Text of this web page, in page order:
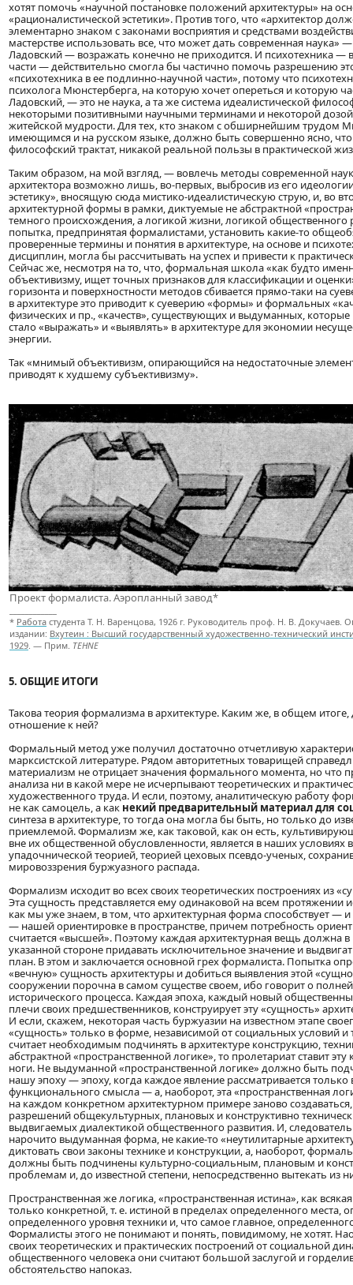
хотят помочь «научной постановке положений архитектуры» на
«рационалистической эстетики». Против того, что «архитектор
элементарно знаком с законами восприятия и средствами
мастерстве использовать все, что может дать современная наука»
Ладовский — возражать конечно не приходится. И психотехника —
части — действительно смогла бы частично помочь разрешению
«психотехника в ее подлинно-научной части», потому что
психолога Мюнстерберга, на которую хочет опереться и которую
Ладовский, — это не наука, а та же система идеалистической
некоторыми позитивными научными терминами и некоторой
житейской мудрости. Для тех, кто знаком с обширнейшим трудом
имеющимся и на русском языке, должно быть совершенно ясно,
философский трактат, никакой реальной пользы в практической
Таким образом, на мой взгляд, — вовлечь методы современной
архитектора возможно лишь, во-первых, выбросив из его
эстетику», вносящую сюда мистико-идеалистическую струю, и, во
архитектурной формы в рамки, диктуемые не абстрактной
темного происхождения, а логикой жизни, логикой общественного
попытка, предпринятая формалистами, установить какие-то
проверенные термины и понятия в архитектуре, на основе и
дисциплин, могла бы рассчитывать на успех и привести к
Сейчас же, несмотря на то, что, формальная школа «как будто
объективизму, ищет точных признаков для классификации и
горизонта и поверхностности методов сбивается прямо-таки на
в архитектуре это приводит к суеверию «формы» и формальных
физических и пр., «качеств», существующих и выдуманных,
стало «выражать» и «выявлять» в архитектуре для экономии
энергии.
Так «мнимый объективизм, опирающийся на недостаточные
приводят к худшему субъективизму».
Проект формалиста. Аэропланный завод*
* Работа студента Т. Н. Варенцова, 1926 г. Руководитель проф. Н. В. Докучаев.
издании: Вхутеин : Высший государственный художественно-технический
1929. — Прим. TEHNE
5. ОБЩИЕ ИТОГИ
Такова теория формализма в архитектуре. Каким же, в общем
отношение к ней?
Формальный метод уже получил достаточно отчетливую
марксистской литературе. Рядом авторитетных товарищей
материализм не отрицает значения формального момента, но что
анализа ни в какой мере не исчерпывают теоретических и
художественного труда. И если, поэтому, аналитическую работу
не как самоцель, а как некий предварительный материал для
синтеза в архитектуре, то тогда она могла бы быть, но только до
приемлемой. Формализм же, как таковой, как он есть,
вне их общественной обусловленности, является в наших условиях
упадочнической теорией, теорией цеховых псевдо-ученых,
мировоззрения буржуазного распада.
Формализм исходит во всех своих теоретических построениях из
Эта сущность представляется ему одинаковой на всем протяжении
как мы уже знаем, в том, что архитектурная форма способствует —
— нашей ориентировке в пространстве, причем потребность
считается «высшей». Поэтому каждая архитектурная вещь должна в
указанной стороне придавать исключительное значение и
план. В этом и заключается основной грех формалиста. Попытка
«вечную» сущность архитектуры и добиться выявления этой
сооружении порочна в самом существе своем, ибо говорит о
исторического процесса. Каждая эпоха, каждый новый
плечи своих предшественников, конструирует эту «сущность»
И если, скажем, некоторая часть буржуазии на известном этапе
«сущность» только в форме, независимой от социальных условий и
считает необходимым подчинять в архитектуре конструкцию,
абстрактной «пространственной логике», то пролетариат ставит
ноги. Не выдуманной «пространственной логике» должно быть
нашу эпоху — эпоху, когда каждое явление рассматривается только
функционального смысла — а, наоборот, эта «пространственная
на каждом конкретном архитектурном примере заново
разрешений общекультурных, плановых и конструктивно
выдвигаемых диалектикой общественного развития. И,
нарочито выдуманная форма, не какие-то «неутилитарные
диктовать свои законы технике и конструкции, а, наоборот,
должны быть подчинены культурно-социальным, плановым и
проблемам и, до известной степени, непосредственно вытекать из
Пространственная же логика, «пространственная истина», как
только конкретной, т. е. истиной в пределах определенного места,
определенного уровня техники и, что самое главное,
Формалисты этого не понимают и понять, повидимому, не хотят.
своих теоретических и практических построений от социальной
общественного человека они считают большой заслугой и
обстоятельство напоказ.